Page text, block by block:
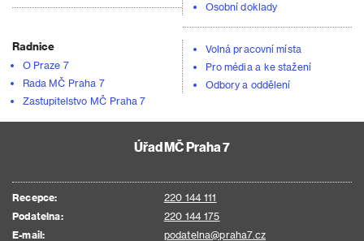
Osobní doklady
Radnice
O Praze 7
Rada MČ Praha 7
Zastupitelstvo MČ Praha 7
Volná pracovní místa
Pro média a ke stažení
Odbory a oddělení
Úřad MČ Praha 7
Recepce:
220 144 111
Podatelna:
220 144 175
E-mail:
podatelna@praha7.cz